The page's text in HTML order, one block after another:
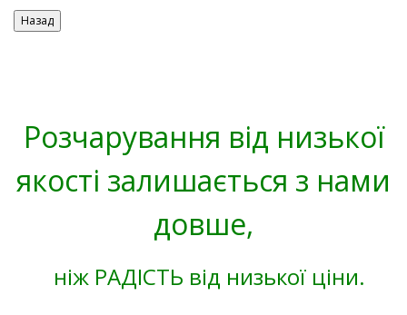
Розчарування від низької
якості залишається з нами
довше,
ніж РАДІСТЬ від низької ціни.